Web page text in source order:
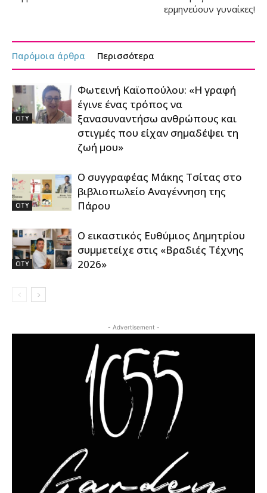
ερμηνεύουν γυναίκες!
Παρόμοια άρθρα Περισσότερα
CITY
Φωτεινή Καϊοπούλου: «Η γραφή
έγινε ένας τρόπος να
ξανασυναντήσω ανθρώπους και
στιγμές που είχαν σημαδέψει τη
ζωή μου»
CITY
Ο συγγραφέας Μάκης Τσίτας στο
βιβλιοπωλείο Αναγέννηση της
Πάρου
CITY
Ο εικαστικός Ευθύμιος Δημητρίου
συμμετείχε στις «Βραδιές Τέχνης
2026»
- Advertisement -